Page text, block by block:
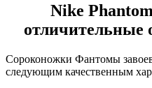
Nike
отличительные
Сороконожки Фантомы
следующим качественным